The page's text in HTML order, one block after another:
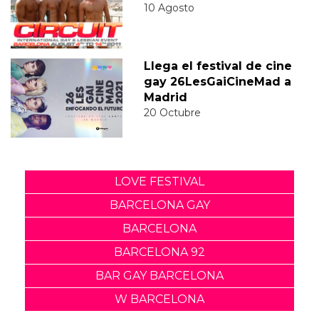
10 Agosto
Llega el festival de cine
gay 26LesGaiCineMad a
Madrid
20 Octubre
LOVE FESTIVAL
BARCELONA GAY
BARCELONA
BARCELONA 92
BAR GAY BARCELONA
W BARCELONA